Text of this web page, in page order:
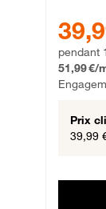
pendant
51,99 €/
Prix
39,99